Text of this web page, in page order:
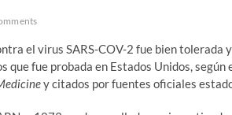
el virus SARS-COV-2 fue bien tolerada
que fue probada en Estados Unidos,
y citados por fuentes oficiales